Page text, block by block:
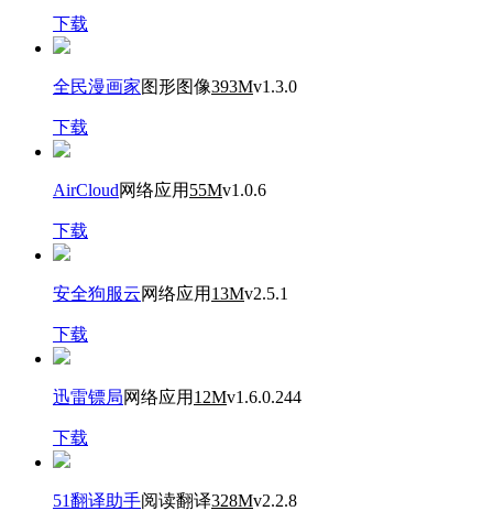
下载
全民漫画家图形图像393Mv1.3.0
下载
AirCloud网络应用 55Mv1.0.6
下载
安全狗服云网络应用 13Mv2.5.1
下载
迅雷镖局网络应用 12Mv1.6.0.244
下载
51翻译助手阅读翻译328Mv2.2.8